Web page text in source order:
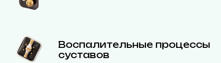
Воспалительные процессы
суставов